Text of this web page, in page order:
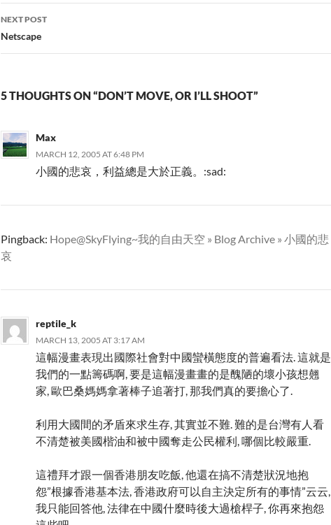
NEXT POST
Netscape
5 THOUGHTS ON “DON’T MOVE, OR I’LL SHOOT”
Max
MARCH 12, 2005 AT 6:48 PM
小國的悲哀，利益總是大於正義。:sad:
Pingback: Hope@SkyFlying~我的自由天空 » Blog Archive » 小國的悲
哀
reptile_k
MARCH 13, 2005 AT 3:17 AM
這幅漫畫表現出國際社會對中國蠻橫態度的普遍看法. 這就是
我們的一點籌碼啊, 要是這幅漫畫畫的是醜陋的壞小孩想翹
家, 歐巴桑媽媽拿著棒子追著打, 那我們真的要擔心了.
利用大國間的矛盾來求生存, 其實並不難. 難的是台灣有人看
不清楚被美國楷油和被中國奪走公民權利, 哪個比較嚴重.
這禮拜才跟一個香港朋友吃飯, 他還在搞不清楚狀況地抱
怨”根據香港基本法, 香港政府可以自主決定所有的事情”云云,
我只能回答他, 法律在中國什麼時後大過槍桿子, 你再來抱怨